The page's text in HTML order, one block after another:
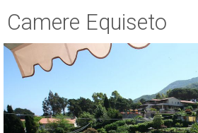
Camere Equiseto